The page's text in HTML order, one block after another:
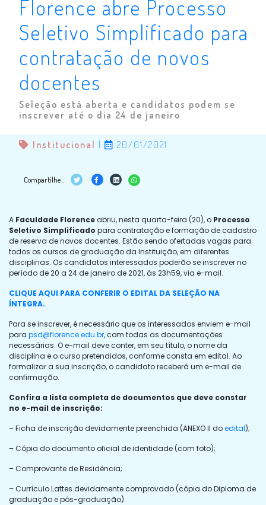
Florence abre Processo
Seletivo Simplificado para
contratação de novos
docentes
Seleção está aberta e candidatos podem se
inscrever até o dia 24 de janeiro
Institucional | 20/01/2021
Compartilhe :
A Faculdade Florenceabriu, nesta quarta-feira (20), o Processo
Seletivo Simplificado para contratação e formação de cadastro
de reserva de novos docentes. Estão sendo ofertadas vagas para
todos os cursos de graduação da Instituição, em diferentes
disciplinas. Os candidatos interessados poderão se inscrever no
período de 20 a 24 de janeiro de 2021, às 23h59, via e-mail.
CLIQUE AQUI PARA CONFERIR O EDITAL DA SELEÇÃO NA
ÍNTEGRA.
Para se inscrever, é necessário que os interessados enviem e-mail
para psd@florence.edu.br, com todas as documentações
necessárias. O e-mail deve conter, em seu título, o nome da
disciplina e o curso pretendidos, conforme consta em edital. Ao
formalizar a sua inscrição, o candidato receberá um e-mail de
confirmação.
Confira a lista completa de documentos que deve constar
no e-mail de inscrição:
– Ficha de inscrição devidamente preenchida (ANEXO II doedital);
– Cópia do documento oficial de identidade (com foto);
– Comprovante de Residência;
– Currículo Lattes devidamente comprovado (cópia do Diploma de
graduação e pós-graduação).